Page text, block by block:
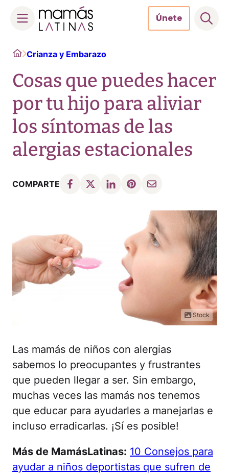
content
Únete
HomeCrianza y Embarazo
Cosas que puedes hacer
por tu hijo para aliviar
los síntomas de las
alergias estacionales
COMPARTE
iStock
Las mamás de niños con alergias
sabemos lo preocupantes y frustrantes
que pueden llegar a ser. Sin embargo,
muchas veces las mamás nos tenemos
que educar para ayudarles a manejarlas e
incluso erradicarlas. ¡Sí es posible!
Más de MamásLatinas: 10 Consejos para
ayudar a niños deportistas que sufren de